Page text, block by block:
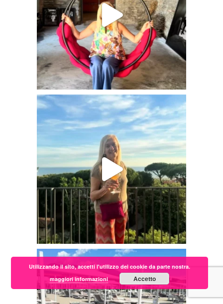
Utilizzando il sito, accetti l'utilizzo dei cookie da parte nostra.
maggiori informazioni
Accetto